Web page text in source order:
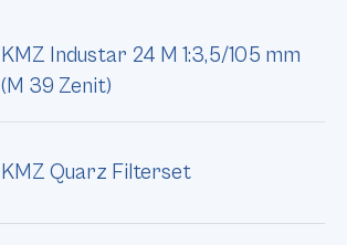
KMZ Industar 24 M 1:3,5/105 mm
(M 39 Zenit)
KMZ Quarz Filterset